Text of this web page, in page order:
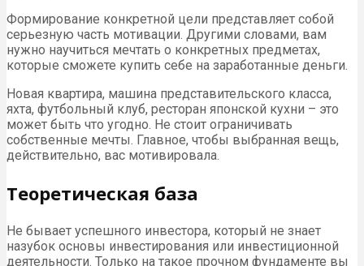
Формирование конкретной цели представляет собой
серьезную часть мотивации. Другими словами, вам
нужно научиться мечтать о конкретных предметах,
которые сможете купить себе на заработанные деньги.
Новая квартира, машина представительского класса,
яхта, футбольный клуб, ресторан японской кухни – это
может быть что угодно. Не стоит ограничивать
собственные мечты. Главное, чтобы выбранная вещь,
действительно, вас мотивировала.
Теоретическая база
Не бывает успешного инвестора, который не знает
назубок основы инвестирования или инвестиционной
деятельности. Только на такое прочном фундаменте вы